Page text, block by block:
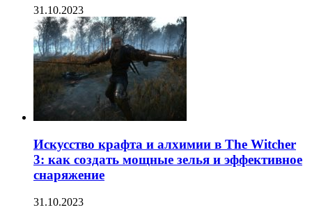
31.10.2023
Искусство крафта и алхимии в The Witcher
3: как создать мощные зелья и эффективное
снаряжение
31.10.2023